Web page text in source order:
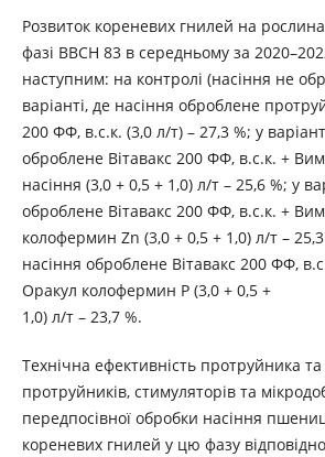
Розвиток кореневих гнилей на
фазі BBCH 83 в середньому за
наступним: на контролі (насіння не
варіанті, де насіння оброблене
200 ФФ, в.с.к. (3,0 л/т) – 27,3 %; у
оброблене Вітавакс 200 ФФ, в.с.к. +
насіння (3,0 + 0,5 + 1,0) л/т – 25,6 %; у
оброблене Вітавакс 200 ФФ, в.с.к. +
колофермин Zn (3,0 + 0,5 + 1,0) л/т – 25,3
насіння оброблене Вітавакс 200 ФФ,
Оракул колофермин P (3,0 + 0,5 +
1,0) л/т – 23,7 %.
Технічна ефективність протруйника
протруйників, стимуляторів та
передпосівної обробки насіння
кореневих гнилей у цю фазу